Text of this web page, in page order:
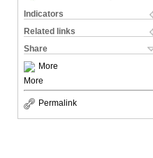
Indicators
Related links
Share
More
More
Permalink